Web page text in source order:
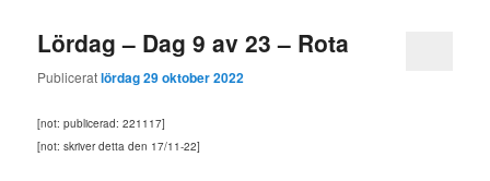
Lördag – Dag 9 av 23 – Rota
Publiceratlördag 29 oktober 2022
[not: publicerad: 221117]
[not: skriver detta den 17/11-22]